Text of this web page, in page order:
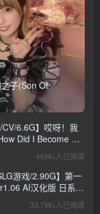
子(Son Of
CV/6.6G】哎呀！我
Did I Become An
版+真人SLG游戏
46W+人已阅读
游戏/2.90G】第一
AI汉化版 日系
33.7W+人已阅读